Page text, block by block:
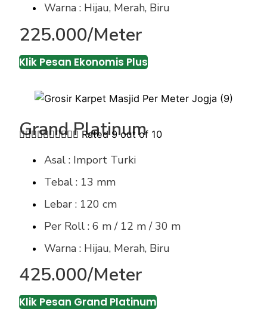
Warna : Hijau, Merah, Biru
225.000/Meter
Klik Pesan Ekonomis Plus
Grand Platinum
 Rated 9 out of 10
Asal : Import Turki
Tebal : 13 mm
Lebar : 120 cm
Per Roll : 6 m / 12 m / 30 m
Warna : Hijau, Merah, Biru
425.000/Meter
Klik Pesan Grand Platinum